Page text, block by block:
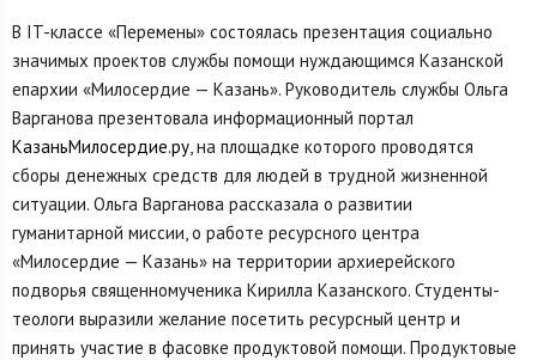
В IT-классе «Перемены» состоялась презентация социально
значимых проектов службы помощи нуждающимся Казанской
епархии «Милосердие — Казань». Руководитель службы Ольга
Варганова презентовала информационный портал
КазаньМилосердие.ру, на площадке которого проводятся
сборы денежных средств для людей в трудной жизненной
ситуации. Ольга Варганова рассказала о развитии
гуманитарной миссии, о работе ресурсного центра
«Милосердие — Казань» на территории архиерейского
подворья священномученика Кирилла Казанского. Студенты-
теологи выразили желание посетить ресурсный центр и
принять участие в фасовке продуктовой помощи. Продуктовые